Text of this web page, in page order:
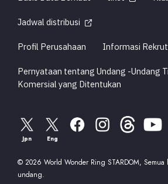
Jadwal distribusi
Profil Perusahaan
Informasi
Pernyataan tentang Undang -Undang
Komersial yang Ditentukan
Jpn Eng
© 2026 World Wonder Ring STARDOM,
undang.